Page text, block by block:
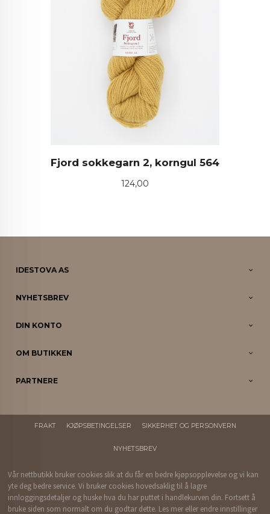
Fjord sokkegarn 2, korngul 564
Pris
124,00
IDESTOVA AS
NYHETSBREV
DIN KONTO
OM BUTIKKEN
PARTNERE
FRAKT KJØPSBETINGELSER SIKKERHET OG PERSONVERN
NYHETSBREV
Vår nettbutikk bruker cookies slik at du får en bedre kjøpsopplevelse og vi kan
yte deg bedre service. Vi bruker cookies hovedsaklig til å lagre
innloggingsdetaljer og huske hva du har puttet i handlekurven din. Fortsett å
bruke siden som normalt om du godtar dette. Les mer eller endre innstillinger